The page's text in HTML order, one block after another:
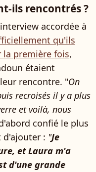
ils rencontrés ?
accordée à
qu'ils
première fois,
étaient
rencontre. "On
recroisés il y a plus
et voilà, nous
confié le plus
d'ajouter : "Je
et Laura m'a
d'une grande